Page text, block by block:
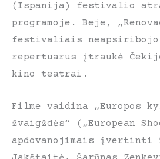
(Ispanija) festivalio
programoje. Beje,
festivaliais
repertuarus įtraukė
kino teatrai.
Filme vaidina „Europos
žvaigždės“ („European
apdovanojimais įvertinti